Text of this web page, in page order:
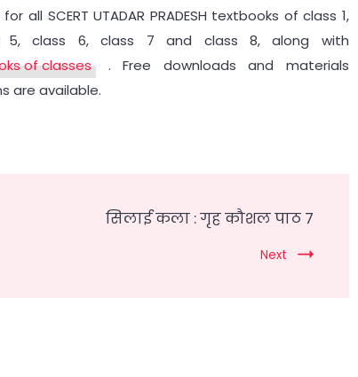
all SCERT UTADAR PRADESH textbooks of class 1,
5, class 6, class 7 and class 8, along with
of classes
. Free downloads and materials
are available.
सिलाई कला : गृह कौशल पाठ 7
Next